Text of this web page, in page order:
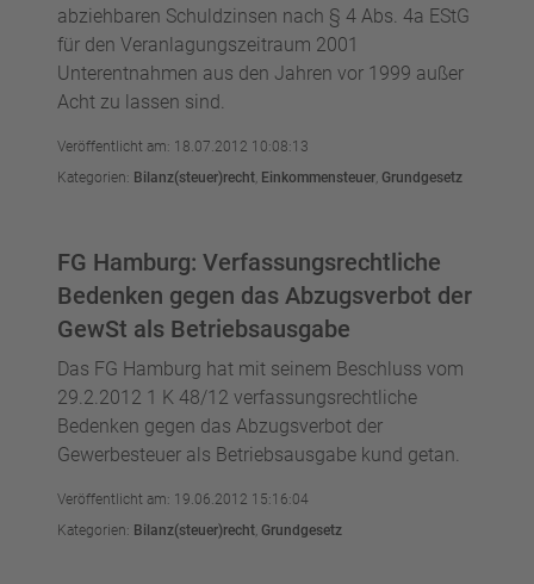
abziehbaren Schuldzinsen nach § 4 Abs. 4a EStG
für den Veranlagungszeitraum 2001
Unterentnahmen aus den Jahren vor 1999 außer
Acht zu lassen sind.
Veröffentlicht am: 18.07.2012 10:08:13
Kategorien: Bilanz(steuer)recht, Einkommensteuer, Grundgesetz
FG Hamburg: Verfassungsrechtliche
Bedenken gegen das Abzugsverbot der
GewSt als Betriebsausgabe
Das FG Hamburg hat mit seinem Beschluss vom
29.2.2012 1 K 48/12 verfassungsrechtliche
Bedenken gegen das Abzugsverbot der
Gewerbesteuer als Betriebsausgabe kund getan.
Veröffentlicht am: 19.06.2012 15:16:04
Kategorien: Bilanz(steuer)recht, Grundgesetz